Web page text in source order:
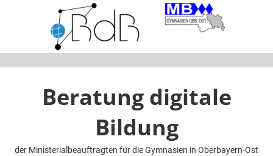
Beratung digitale
Bildung
der Ministerialbeauftragten für die Gymnasien in Oberbayern-Ost